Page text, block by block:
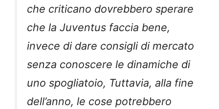
che criticano dovrebbero sperare
che la Juventus faccia bene,
invece di dare consigli di mercato
senza conoscere le dinamiche di
uno spogliatoio, Tuttavia, alla fine
dell’anno, le cose potrebbero